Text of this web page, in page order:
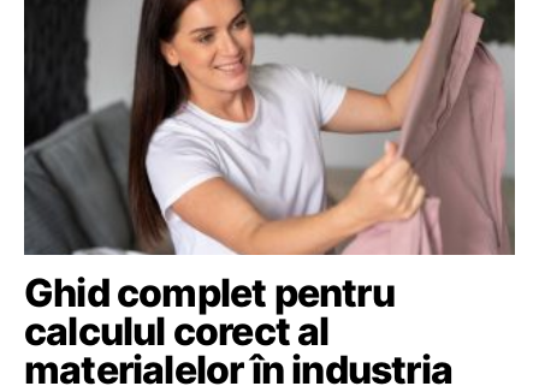
Ghid complet pentru
calculul corect al
materialelor în industria